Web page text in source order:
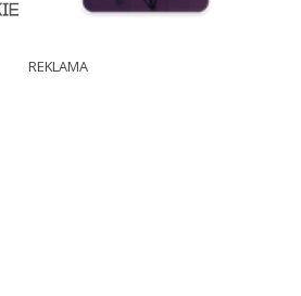
REKLAMA